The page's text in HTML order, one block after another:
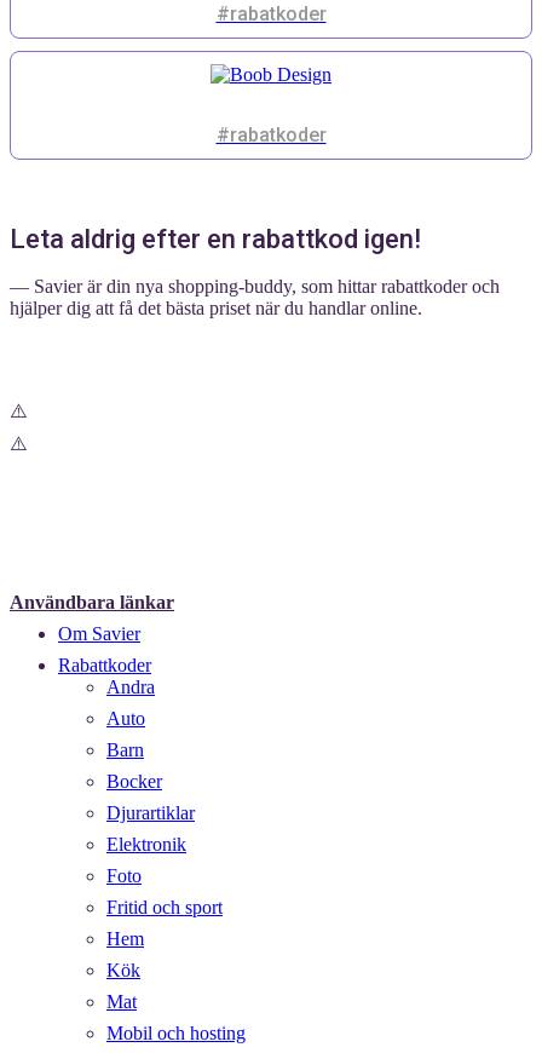
#rabatkoder
#rabatkoder
Leta aldrig efter en rabattkod igen!
— Savier är din nya shopping-buddy, som hittar rabattkoder och
hjälper dig att få det bästa priset när du handlar online.
Användbara länkar
Om Savier
Rabattkoder
Andra
Auto
Barn
Bocker
Djurartiklar
Elektronik
Foto
Fritid och sport
Hem
Kök
Mat
Mobil och hosting